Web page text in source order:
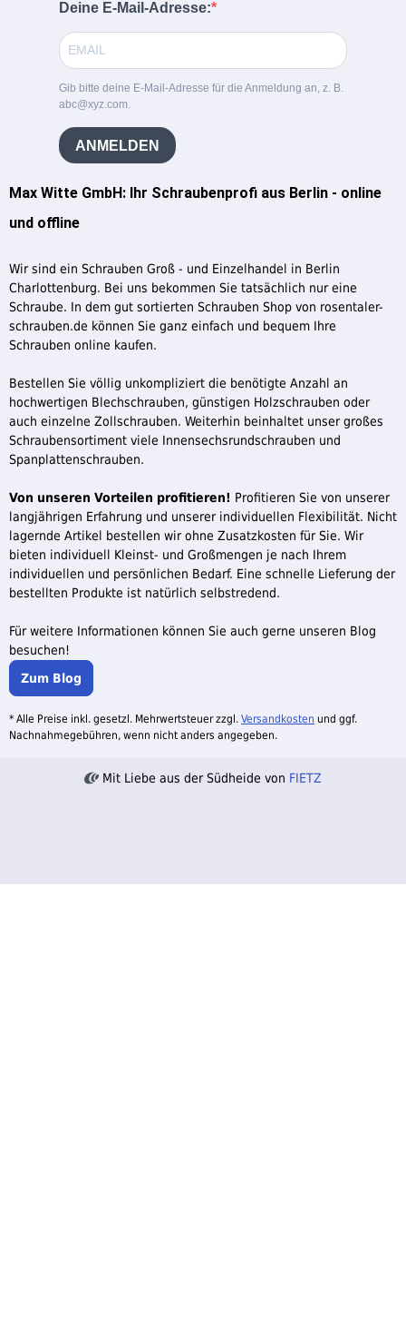
Max Witte GmbH: Ihr Schraubenprofi aus Berlin - online
und offline
Wir sind ein Schrauben Groß - und Einzelhandel in Berlin
Charlottenburg. Bei uns bekommen Sie tatsächlich nur eine
Schraube. In dem gut sortierten Schrauben Shop von rosentaler-
schrauben.de können Sie ganz einfach und bequem Ihre
Schrauben online kaufen.
Bestellen Sie völlig unkompliziert die benötigte Anzahl an
hochwertigen Blechschrauben, günstigen Holzschrauben oder
auch einzelne Zollschrauben. Weiterhin beinhaltet unser großes
Schraubensortiment viele Innensechsrundschrauben und
Spanplattenschrauben.
Von unseren Vorteilen profitieren! Profitieren Sie von unserer
langjährigen Erfahrung und unserer individuellen Flexibilität. Nicht
lagernde Artikel bestellen wir ohne Zusatzkosten für Sie. Wir
bieten individuell Kleinst- und Großmengen je nach Ihrem
individuellen und persönlichen Bedarf. Eine schnelle Lieferung der
bestellten Produkte ist natürlich selbstredend.
Für weitere Informationen können Sie auch gerne unseren Blog
besuchen!
Zum Blog
Deine E-Mail-Adresse:
Gib bitte deine E-Mail-Adresse für die Anmeldung an, z. B.
abc@xyz.com.
ANMELDEN
* Alle Preise inkl. gesetzl. Mehrwertsteuer zzgl. Versandkosten und ggf.
Nachnahmegebühren, wenn nicht anders angegeben.
Mit Liebe aus der Südheide von FIETZ